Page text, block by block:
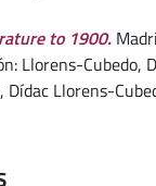
to 1900.
Llorens-Cubedo,
Dídac Llorens-